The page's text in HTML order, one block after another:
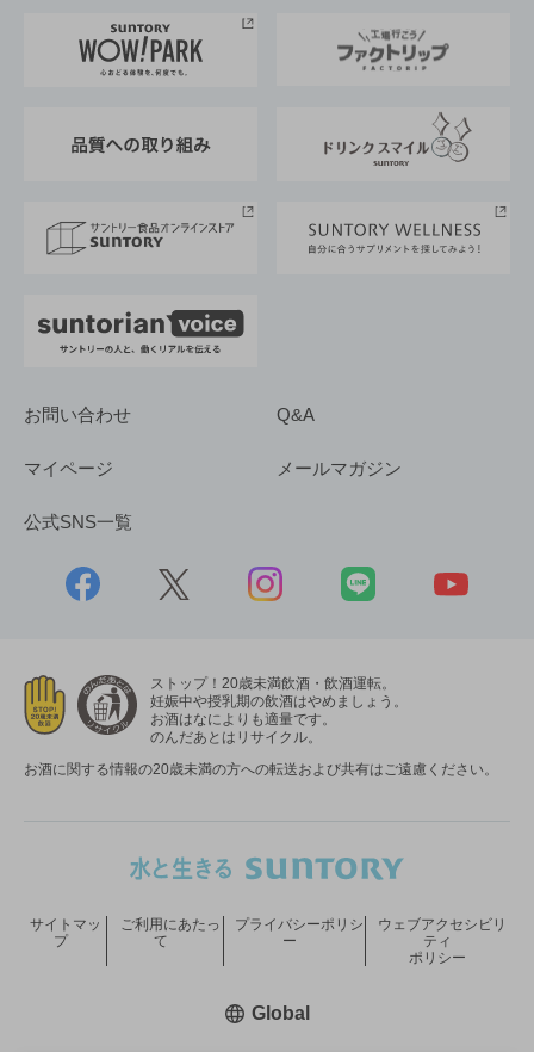
地域情報
サントリーサンバーズ大阪
サントリーが考えるサステナビリティ経営
企業概要
採用情報
お問い合わせ Q&A
マイページ メールマガジン
公式SNS一覧
ストップ！20歳未満飲酒・飲酒運転。
妊娠中や授乳期の飲酒はやめましょう。
お酒はなによりも適量です。
のんだあとはリサイクル。
お酒に関する情報の20歳未満の方への転送および共有はご遠慮ください。
サイトマッ
プ
ご利用にあたっ
て
プライバシーポリシ
ー
ウェブアクセシビリ
ティ
ポリシー
Global新しいウィンドウで開く